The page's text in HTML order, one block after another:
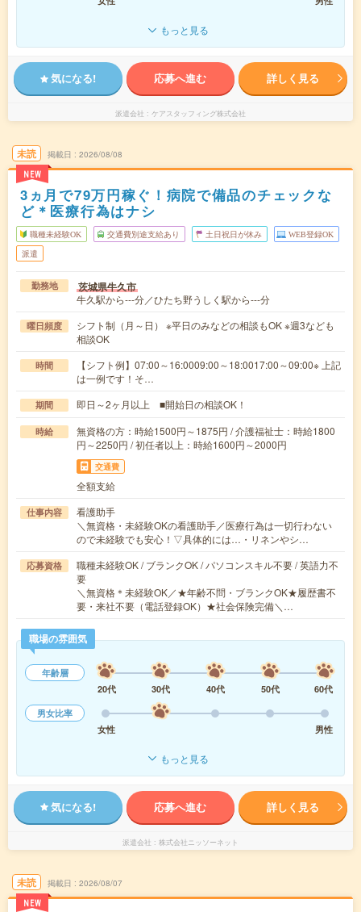
もっと見る
気になる! 応募へ進む 詳しく見る
派遣会社 ケアスタッフィング株式会社
未読
NEW
掲載日 2026/08/08
3ヵ月で79万円稼ぐ！病院で備品のチェックな
ど＊医療行為はナシ
職種未経験OK 交通費別途支給あり 土日祝日が休み WEB登録OK
派遣
勤務地 茨城県牛久市
牛久駅から---分／ひたち野うしく駅から---分
曜日頻度
シフト制（月～日） ※平日のみなどの相談もOK ※週3なども
相談OK
時間
【シフト例】07:00～16:0009:00～18:0017:00～09:00※ 上記
は一例です！そ…
期間 即日～2ヶ月以上 ■開始日の相談OK！
時給
無資格の方：時給1500円～1875円 / 介護福祉士：時給1800
円～2250円 / 初任者以上：時給1600円～2000円
交通費
全額支給
仕事内容
看護助手
＼無資格・未経験OKの看護助手／医療行為は一切行わない
ので未経験でも安心！▽具体的には…・リネンやシ…
応募資格
職種未経験OK / ブランクOK / パソコンスキル不要 / 英語力不
要
＼無資格＊未経験OK／★年齢不問・ブランクOK★履歴書不
要・来社不要（電話登録OK）★社会保険完備＼…
職場の雰囲気
年齢層
20代
30代 40代 50代
60代
男女比率
女性
男性
もっと見る
気になる! 応募へ進む 詳しく見る
派遣会社 株式会社ニッソーネット
未読
NEW
掲載日 2026/08/07